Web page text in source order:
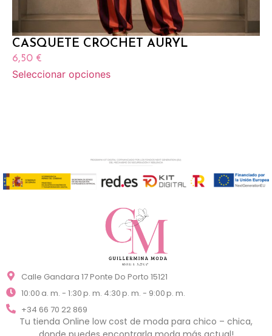
CASQUETE CROCHET AURYL
6,50 €
Seleccionar opciones
Calle Gandara 17 Ponte Do Porto 15121
10:00 a. m. - 1:30 p. m. 4:30 p. m. - 9:00 p. m.
+34 66 70 22 869
Tu tienda Online low cost de moda para chico – chica,